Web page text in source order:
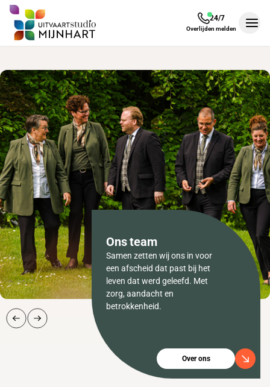
24/7
Overlijden melden
Ons team
Samen zetten wij ons in voor
een afscheid dat past bij het
leven dat werd geleefd. Met
zorg, aandacht en
betrokkenheid.
Over ons